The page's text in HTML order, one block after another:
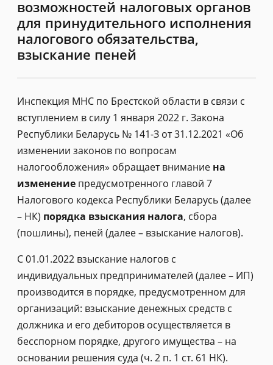
возможностей налоговых органов
для принудительного исполнения
налогового обязательства,
взыскание пеней
Инспекция МНС по Брестской области в связи с
вступлением в силу 1 января 2022 г. Закона
Республики Беларусь № 141-З от 31.12.2021 «Об
изменении законов по вопросам
налогообложения» обращает внимание на
изменение предусмотренного главой 7
Налогового кодекса Республики Беларусь (далее
– НК) порядка взыскания налога, сбора
(пошлины), пеней (далее – взыскание налогов).
С 01.01.2022 взыскание налогов с
индивидуальных предпринимателей (далее – ИП)
производится в порядке, предусмотренном для
организаций: взыскание денежных средств с
должника и его дебиторов осуществляется в
бесспорном порядке, другого имущества – на
основании решения суда (ч. 2 п. 1 ст. 61 НК).